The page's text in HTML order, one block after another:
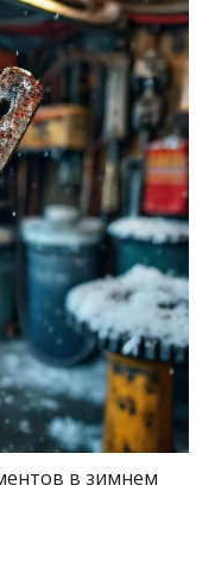
в зимнем